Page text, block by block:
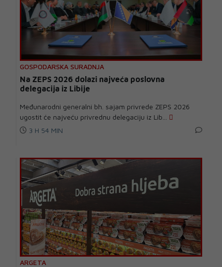
GOSPODARSKA SURADNJA
Na ZEPS 2026 dolazi najveća poslovna
delegacija iz Libije
Međunarodni generalni bh. sajam privrede ZEPS 2026
ugostit će najveću privrednu delegaciju iz Lib...
3 H 54 MIN
ARGETA